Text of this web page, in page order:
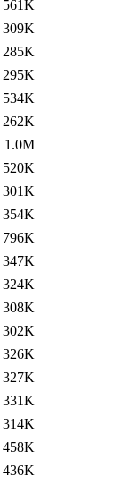
561K
309K
285K
295K
534K
262K
1.0M
520K
301K
354K
796K
347K
324K
308K
302K
326K
327K
331K
314K
458K
436K